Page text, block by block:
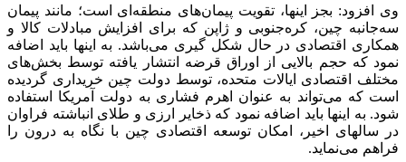
وی افزود: بجز اینها، تقویت پیمان‌های منطقه‌ای است؛ مانند پیمان
سه‌جانبه چین، کره‌جنوبی و ژاپن که برای افزایش مبادلات کالا و
همکاری اقتصادی در حال شکل گیری می‌باشد. به اینها باید اضافه
نمود که حجم بالایی از اوراق قرضه انتشار یافته توسط بخش‌های
مختلف اقتصادی ایالات متحده، توسط دولت چین خریداری گردیده
است که می‌تواند به عنوان اهرم فشاری به دولت آمریکا استفاده
شود. به اینها باید اضافه نمود که ذخایر ارزی و طلای انباشته فراوان
در سالهای اخیر، امکان توسعه اقتصادی چین با نگاه به درون را
فراهم می‌نماید.